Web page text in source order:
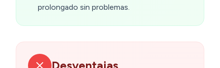
prolongado sin problemas.